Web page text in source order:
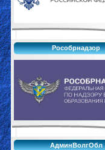
Рособрнадзор
АдминВолгОбл